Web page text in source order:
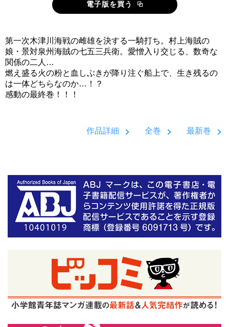
電子版を買う
第一次木津川海戦の雌雄を決する一騎打ち。村上海賊の
娘・景対泉州海賊の七五三兵衛。愛憎入り交じる、数奇な
関係の二人…
燃え盛る火の粉と血しぶきが降り注ぐ船上で、生き残るの
は一体どちらなのか…！？
感動の最終巻！！！
作品詳細 全巻 最新巻